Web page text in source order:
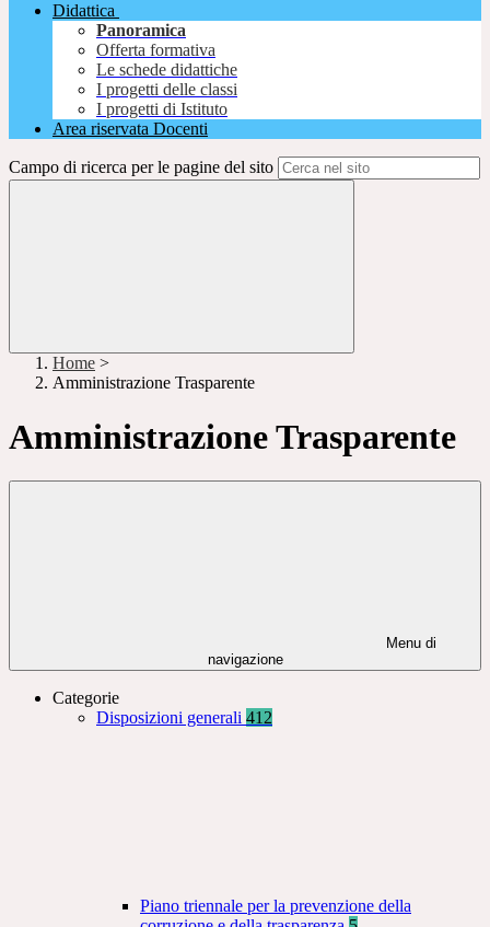
Didattica
Panoramica
Offerta formativa
Le schede didattiche
I progetti delle classi
I progetti di Istituto
Area riservata Docenti
Campo di ricerca per le pagine del sito
Home >
Amministrazione Trasparente
Amministrazione Trasparente
Menu di
navigazione
Categorie
Disposizioni generali 412
Piano triennale per la prevenzione della